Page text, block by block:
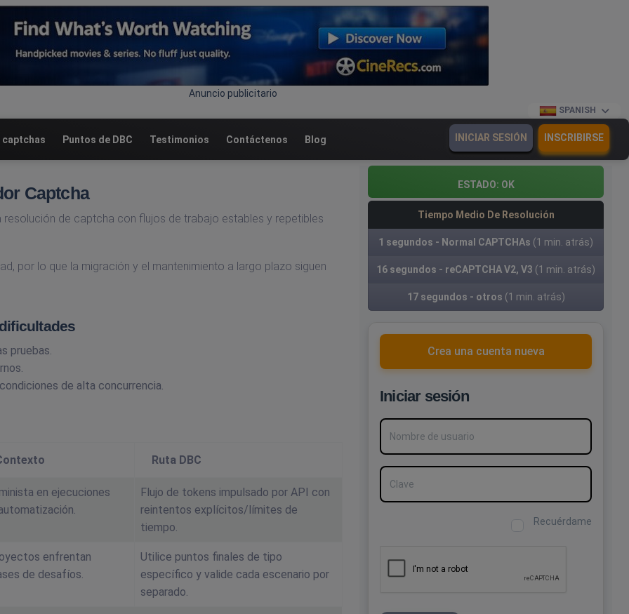
Anuncio publicitario
SPANISH
captchas Puntos de DBC Testimonios Contáctenos Blog INICIAR SESIÓN INSCRIBIRSE
Captcha
de captcha con flujos de trabajo estables y repetibles
por lo que la migración y el mantenimiento a largo plazo siguen
pruebas.
de alta concurrencia.
Ruta DBC
en ejecuciones
Flujo de tokens impulsado por API con
reintentos explícitos/límites de
tiempo.
enfrentan
de desafíos.
Utilice puntos finales de tipo
específico y valide cada escenario por
separado.
ESTADO: OK
Tiempo Medio De Resolución
1 segundos - Normal CAPTCHAs (1 min. atrás)
16 segundos - reCAPTCHA V2, V3 (1 min. atrás)
17 segundos - otros (1 min. atrás)
Crea una cuenta nueva
Iniciar sesión
Nombre de usuario
Clave
Recuérdame